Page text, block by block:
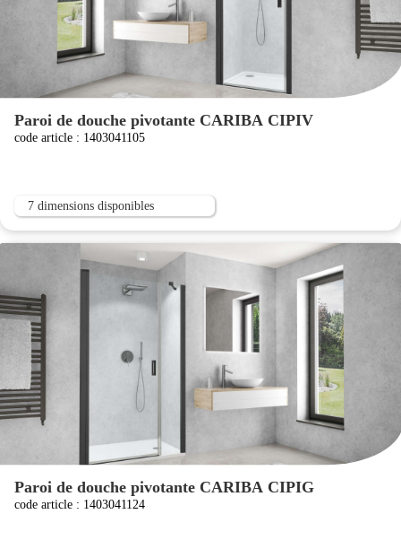
Paroi de douche pivotante CARIBA CIPIV
code article : 1403041105
7 dimensions disponibles
Paroi de douche pivotante CARIBA CIPIG
code article : 1403041124